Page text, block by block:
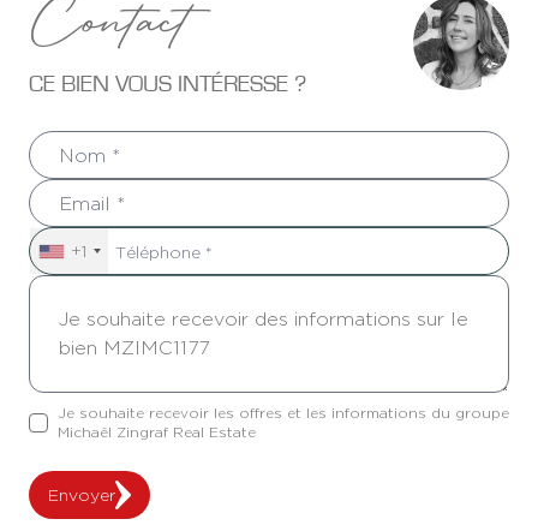
Contact
CE BIEN VOUS INTÉRESSE ?
+1
Je souhaite recevoir les offres et les informations du groupe
Michaël Zingraf Real Estate
Envoyer